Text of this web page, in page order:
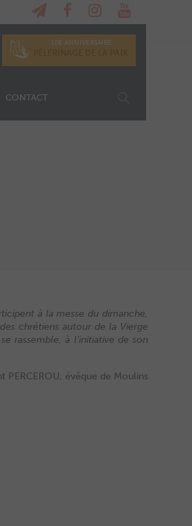
10E ANNIVERSAIRE
CONTACT
à la messe du dimanche,
chrétiens autour de la Vierge
rassemble, à l’initiative de son
PERCEROU, évêque de Moulins